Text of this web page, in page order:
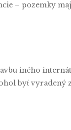
– pozemky
iného
byť vyradený